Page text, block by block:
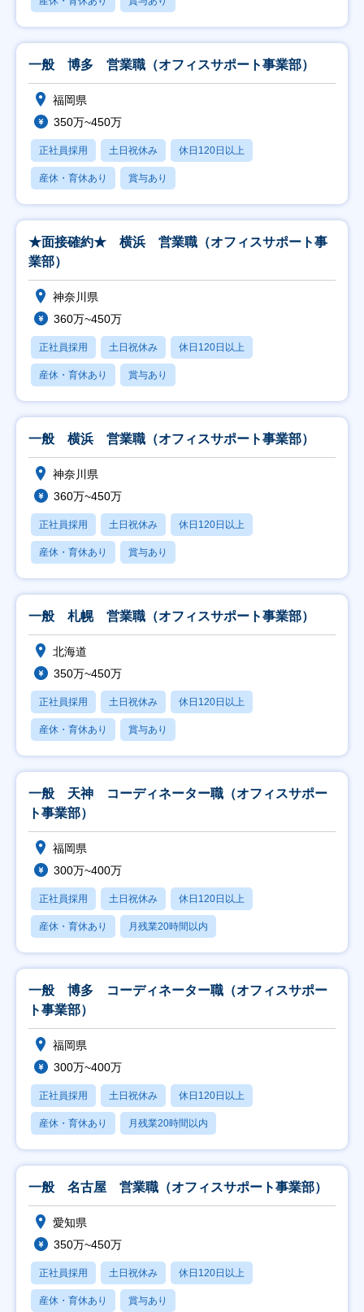
一般 博多 営業職（オフィスサポート事業部）
福岡県
350万~450万
正社員採用 土日祝休み 休日120日以上
産休・育休あり 賞与あり
★面接確約★ 横浜 営業職（オフィスサポート事
業部）
神奈川県
360万~450万
正社員採用 土日祝休み 休日120日以上
産休・育休あり 賞与あり
一般 横浜 営業職（オフィスサポート事業部）
神奈川県
360万~450万
正社員採用 土日祝休み 休日120日以上
産休・育休あり 賞与あり
一般 札幌 営業職（オフィスサポート事業部）
北海道
350万~450万
正社員採用 土日祝休み 休日120日以上
産休・育休あり 賞与あり
一般 天神 コーディネーター職（オフィスサポー
ト事業部）
福岡県
300万~400万
正社員採用 土日祝休み 休日120日以上
産休・育休あり 月残業20時間以内
一般 博多 コーディネーター職（オフィスサポー
ト事業部）
福岡県
300万~400万
正社員採用 土日祝休み 休日120日以上
産休・育休あり 月残業20時間以内
一般 名古屋 営業職（オフィスサポート事業部）
愛知県
350万~450万
正社員採用 土日祝休み 休日120日以上
産休・育休あり 賞与あり